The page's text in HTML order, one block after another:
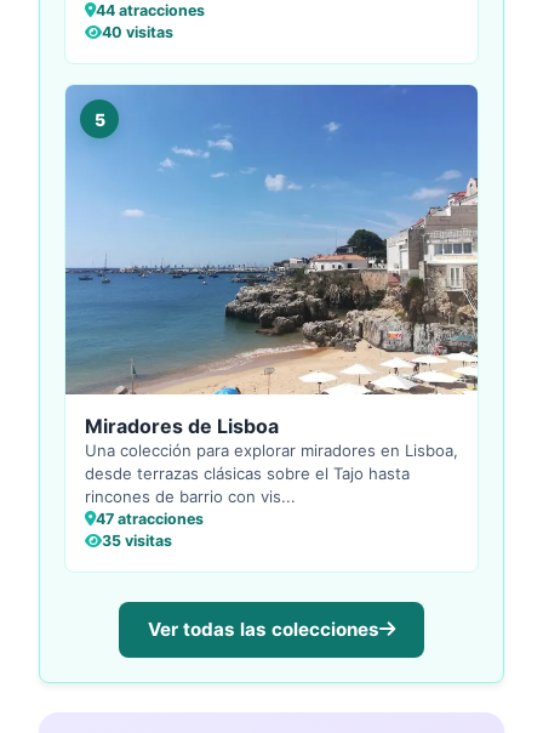
44 atracciones
40 visitas
5
Miradores de Lisboa
Una colección para explorar miradores en Lisboa,
desde terrazas clásicas sobre el Tajo hasta
rincones de barrio con vis...
47 atracciones
35 visitas
Ver todas las colecciones